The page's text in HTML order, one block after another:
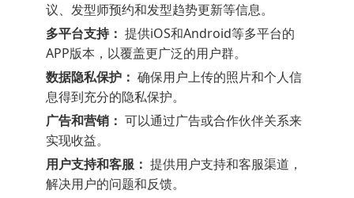
议、发型师预约和发型趋势更新等信息。
多平台支持： 提供iOS和Android等多平台的
APP版本，以覆盖更广泛的用户群。
数据隐私保护： 确保用户上传的照片和个人信
息得到充分的隐私保护。
广告和营销： 可以通过广告或合作伙伴关系来
实现收益。
用户支持和客服： 提供用户支持和客服渠道，
解决用户的问题和反馈。